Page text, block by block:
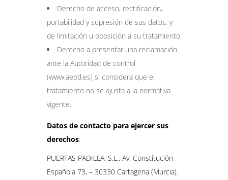
Derecho de acceso, rectificación,
portabilidad y supresión de sus datos, y
de limitación u oposición a su tratamiento.
Derecho a presentar una reclamación
ante la Autoridad de control
(www.aepd.es) si considera que el
tratamiento no se ajusta a la normativa
vigente.
Datos de contacto para ejercer sus
derechos:
PUERTAS PADILLA, S.L.. Av. Constitución
Española 73, – 30330 Cartagena (Murcia).